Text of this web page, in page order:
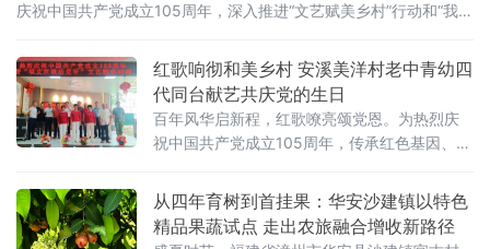
庆祝中国共产党成立105周年，深入推进“文艺赋美乡村”行动和“我们
旅游局联合主办，文体广旅系统专场率先开演，千余名干部群众齐
聚一堂，在歌声与欢笑中抒发爱党爱国情怀，凝聚奋进新
红歌响彻和美乡村 安溪美洋村老中青幼四
代同台献艺共庆党的生日
百年风华启新程，红歌嘹亮颂党恩。为热烈庆
祝中国共产党成立105周年，传承红色基因、赓
29日，福建省泉州市安溪县金谷镇美洋村党总
支联合东溪老年协会开展“唱支红歌给党听”主题
文艺汇演，以嘹亮歌声和多彩文艺礼赞党的百
从四年育树到首挂果：华安沙建镇以特色
精品果蔬试点 走出农旅融合增收新路径